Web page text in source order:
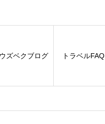
ウズベクブログ トラベルFAQ